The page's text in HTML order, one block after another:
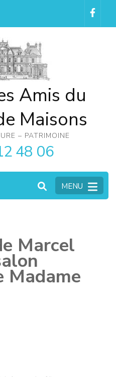
Amis du
Maisons
– PATRIMOINE
48 06
MENU
Marcel
Madame